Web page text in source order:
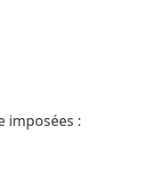
imposées :